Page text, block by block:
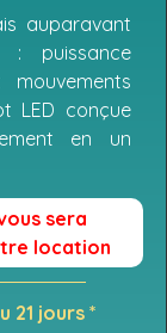
auparavant
: puissance
LED conçue
en un
sera
location
21 jours *